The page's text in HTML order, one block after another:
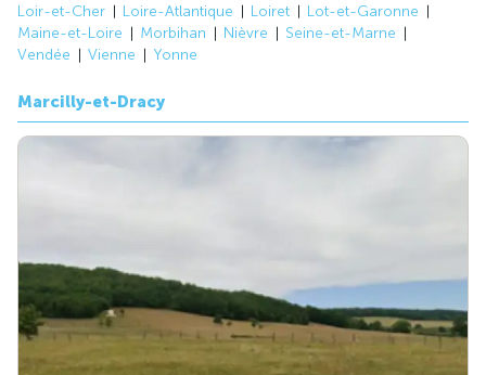
Loir-et-Cher
Loire-Atlantique Loiret
Lot-et-Garonne
Maine-et-Loire
Morbihan Nièvre
Seine-et-Marne
Vendée
Vienne Yonne
Marcilly-et-Dracy